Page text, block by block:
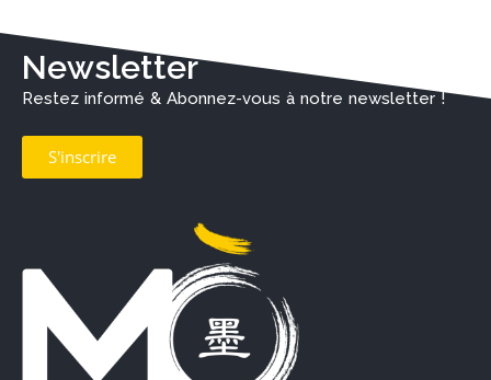
Newsletter
Restez informé & Abonnez-vous à notre newsletter !
S'inscrire